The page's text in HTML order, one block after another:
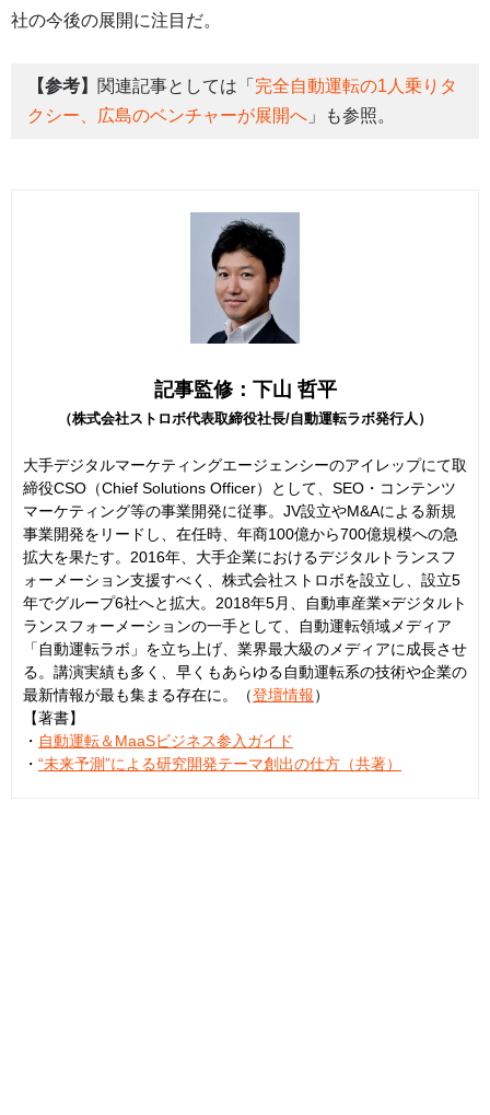
社の今後の展開に注目だ。
【参考】 関連記事としては「 完全自動運転の1人乗りタ
クシー、広島のベンチャーが展開へ 」も参照。
記事監修：下山 哲平
（株式会社ストロボ代表取締役社長/自動運転ラボ発行人）
大手デジタルマーケティングエージェンシーのアイレップにて取
締役CSO（Chief Solutions Officer）として、SEO・コンテンツ
マーケティング等の事業開発に従事。JV設立やM&Aによる新規
事業開発をリードし、在任時、年商100億から700億規模への急
拡大を果たす。2016年、大手企業におけるデジタルトランスフ
ォーメーション支援すべく、株式会社ストロボを設立し、設立5
年でグループ6社へと拡大。2018年5月、自動車産業×デジタルト
ランスフォーメーションの一手として、自動運転領域メディア
「自動運転ラボ」を立ち上げ、業界最大級のメディアに成長させ
る。講演実績も多く、早くもあらゆる自動運転系の技術や企業の
最新情報が最も集まる存在に。（登壇情報）
【著書】
・ 自動運転＆MaaSビジネス参入ガイド
・ “未来予測”による研究開発テーマ創出の仕方（共著）